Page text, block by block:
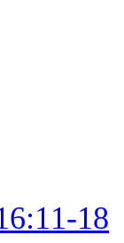
18